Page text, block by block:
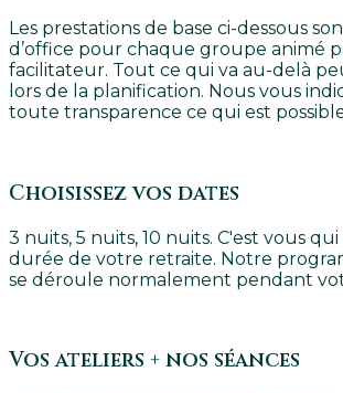
Les prestations de base ci-dessous
d’office pour chaque groupe animé
facilitateur. Tout ce qui va au-delà
lors de la planification. Nous vous
toute transparence ce qui est
Choisissez vos dates
3 nuits, 5 nuits, 10 nuits. C'est vous qui
durée de votre retraite. Notre
se déroule normalement pendant
Vos ateliers + nos séances